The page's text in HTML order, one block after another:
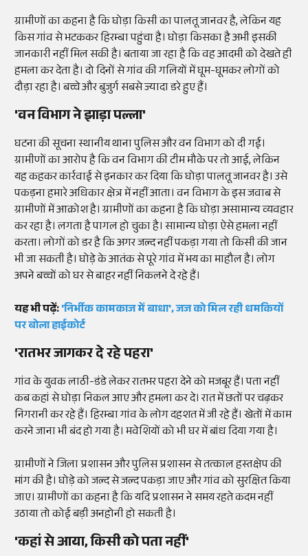
ग्रामीणों का कहना है कि घोड़ा किसी का पालतू जानवर है, लेकिन यह
किस गांव से भटककर हिरम्बा पहुंचा है। घोड़ा किसका है अभी इसकी
जानकारी नहीं मिल सकी है। बताया जा रहा है कि वह आदमी को देखते ही
हमला कर देता है। दो दिनों से गांव की गलियों में घूम-घूमकर लोगों को
दौड़ा रहा है। बच्चे और बुजुर्ग सबसे ज्यादा डरे हुए हैं।
'वन विभाग ने झाड़ा पल्ला'
घटना की सूचना स्थानीय थाना पुलिस और वन विभाग को दी गई।
ग्रामीणों का आरोप है कि वन विभाग की टीम मौके पर तो आई, लेकिन
यह कहकर कार्रवाई से इनकार कर दिया कि घोड़ा पालतू जानवर है। उसे
पकड़ना हमारे अधिकार क्षेत्र में नहीं आता। वन विभाग के इस जवाब से
ग्रामीणों में आक्रोश है। ग्रामीणों का कहना है कि घोड़ा असामान्य व्यवहार
कर रहा है। लगता है पागल हो चुका है। सामान्य घोड़ा ऐसे हमला नहीं
करता। लोगों को डर है कि अगर जल्द नहीं पकड़ा गया तो किसी की जान
भी जा सकती है। घोड़े के आतंक से पूरे गांव में भय का माहौल है। लोग
अपने बच्चों को घर से बाहर नहीं निकलने दे रहे हैं।
यह भी पढ़ें:'निर्भीक कामकाज में बाधा', जज को मिल रही धमकियों
पर बोला हाईकोर्ट
'रातभर जागकर दे रहे पहरा'
गांव के युवक लाठी-डंडे लेकर रातभर पहरा देने को मजबूर हैं। पता नहीं
कब कहां से घोड़ा निकल आए और हमला कर दे। रात में छतों पर चढ़कर
निगरानी कर रहे हैं। हिरम्बा गांव के लोग दहशत में जी रहे हैं। खेतों में काम
करने जाना भी बंद हो गया है। मवेशियों को भी घर में बांध दिया गया है।
ग्रामीणों ने जिला प्रशासन और पुलिस प्रशासन से तत्काल हस्तक्षेप की
मांग की है। घोड़े को जल्द से जल्द पकड़ा जाए और गांव को सुरक्षित किया
जाए। ग्रामीणों का कहना है कि यदि प्रशासन ने समय रहते कदम नहीं
उठाया तो कोई बड़ी अनहोनी हो सकती है।
'कहां से आया, किसी को पता नहीं'